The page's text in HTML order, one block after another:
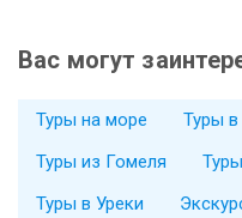
Вас могут
Туры на море Туры
Туры из Гомеля
Туры в Уреки